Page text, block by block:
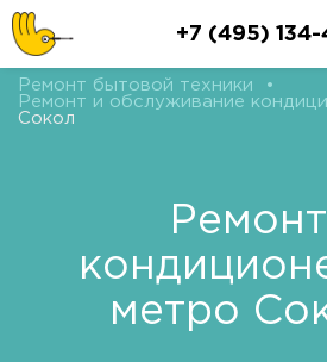
+7 (495) 134-
Ремонт бытовой техники
•
Ремонт и обслуживание
Сокол
Ремонт
метро